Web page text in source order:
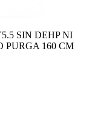
SIN DEHP NI
PURGA 160 CM